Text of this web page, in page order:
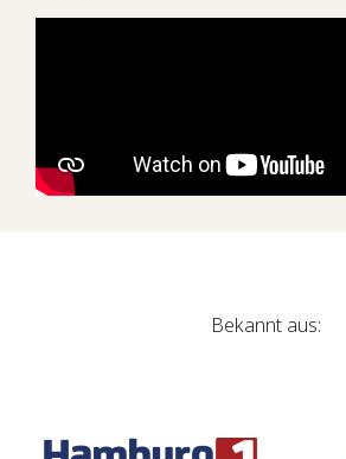
Bekannt aus: